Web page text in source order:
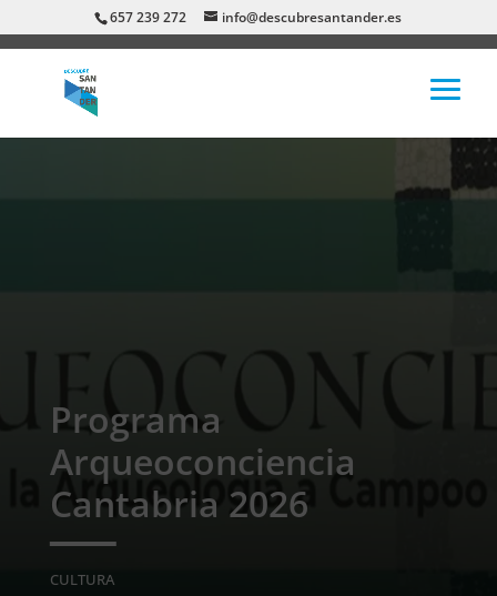
657 239 272 info@descubresantander.es
Programa
Arqueoconciencia
Cantabria 2026
CULTURA